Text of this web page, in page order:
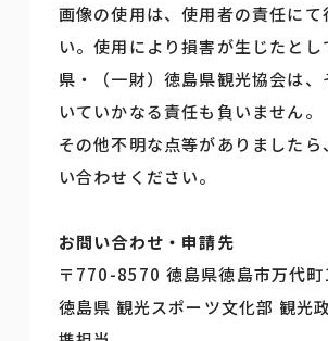
画像の使用は、使用者の責任にて
い。使用により損害が生じたとし
県・（一財）徳島県観光協会は、
いていかなる責任も負いません。
その他不明な点等がありましたら
い合わせください。
お問い合わせ・申請先
〒770-8570 徳島県徳島市万代町
徳島県 観光スポーツ文化部 観光